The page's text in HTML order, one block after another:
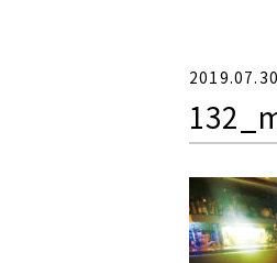
2019.07.30